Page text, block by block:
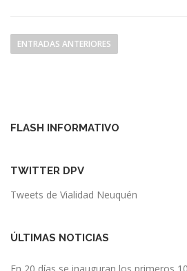
a
ó
ENTRADAS ANTERIORES
FLASH INFORMATIVO
TWITTER DPV
Tweets de Vialidad Neuquén
ÚLTIMAS NOTICIAS